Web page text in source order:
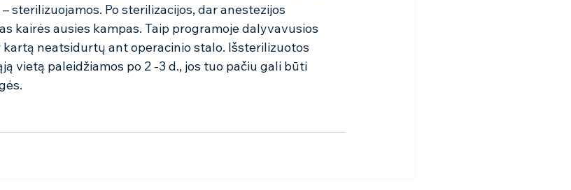
sterilizuojamos. Po sterilizacijos, dar anestezijos
kairės ausies kampas. Taip programoje dalyvavusios
neatsidurtų ant operacinio stalo. Išsterilizuotos
vietą paleidžiamos po 2 -3 d., jos tuo pačiu gali būti